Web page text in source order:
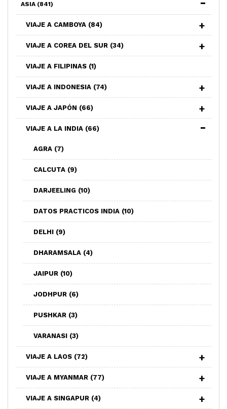
ASIA (841)
VIAJE A CAMBOYA (84)
VIAJE A COREA DEL SUR (34)
VIAJE A FILIPINAS (1)
VIAJE A INDONESIA (74)
VIAJE A JAPÓN (66)
VIAJE A LA INDIA (66)
AGRA (7)
CALCUTA (9)
DARJEELING (10)
DATOS PRACTICOS INDIA (10)
DELHI (9)
DHARAMSALA (4)
JAIPUR (10)
JODHPUR (6)
PUSHKAR (3)
VARANASI (3)
VIAJE A LAOS (72)
VIAJE A MYANMAR (77)
VIAJE A SINGAPUR (4)